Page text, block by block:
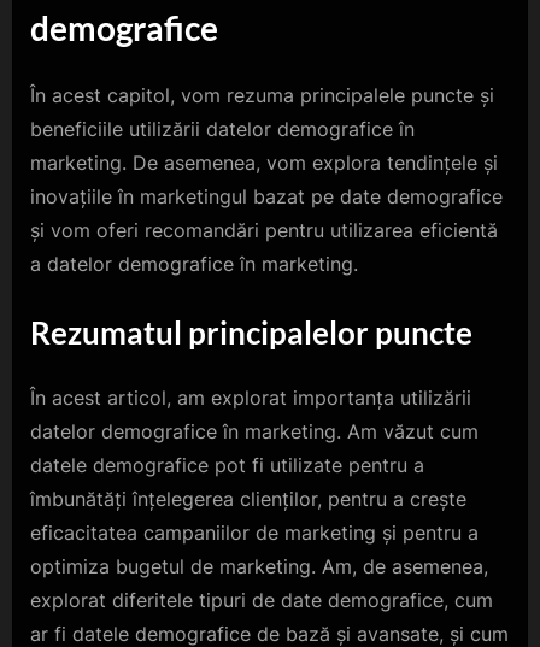
demografice
În acest capitol, vom rezuma principalele puncte și
beneficiile utilizării datelor demografice în
marketing. De asemenea, vom explora tendințele și
inovațiile în marketingul bazat pe date demografice
și vom oferi recomandări pentru utilizarea eficientă
a datelor demografice în marketing.
Rezumatul principalelor puncte
În acest articol, am explorat importanța utilizării
datelor demografice în marketing. Am văzut cum
datele demografice pot fi utilizate pentru a
îmbunătăți înțelegerea clienților, pentru a crește
eficacitatea campaniilor de marketing și pentru a
optimiza bugetul de marketing. Am, de asemenea,
explorat diferitele tipuri de date demografice, cum
ar fi datele demografice de bază și avansate, și cum